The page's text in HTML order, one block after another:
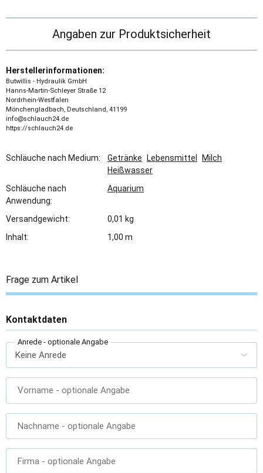
Angaben zur Produktsicherheit
Herstellerinformationen:
Butwillis - Hydraulik GmbH
Hanns-Martin-Schleyer Straße 12
Nordrhein-Westfalen
Mönchengladbach, Deutschland, 41199
info@schlauch24.de
https://schlauch24.de
Schläuche nach Medium: Getränke Lebensmittel Milch
Heißwasser
Schläuche nach
Anwendung:
Aquarium
Versandgewicht:
0,01 kg
Inhalt:
1,00 m
Frage zum Artikel
Kontaktdaten
Anrede - optionale Angabe
Vorname - optionale Angabe
Nachname - optionale Angabe
Firma - optionale Angabe